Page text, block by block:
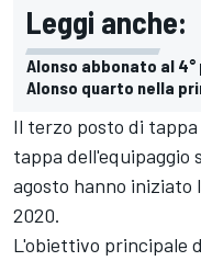
Leggi anche:
Alonso abbonato al 4°
Alonso quarto nella
Il terzo posto di
tappa dell'equipaggio
agosto hanno iniziato
2020.
L'obiettivo principale